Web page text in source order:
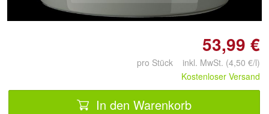
53,99 €
pro Stück inkl. MwSt. (4,50 €/l)
Kostenloser Versand
In den Warenkorb